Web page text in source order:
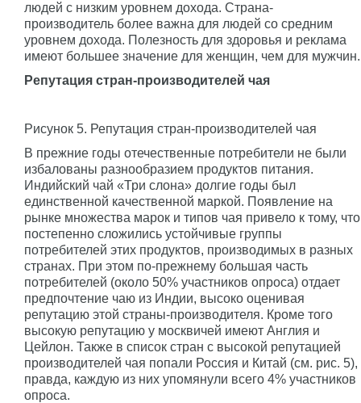
людей с низким уровнем дохода. Страна-
производитель более важна для людей со средним
уровнем дохода. Полезность для здоровья и реклама
имеют большее значение для женщин, чем для мужчин.
Репутация стран-производителей чая
Рисунок 5. Репутация стран-производителей чая
В прежние годы отечественные потребители не были
избалованы разнообразием продуктов питания.
Индийский чай «Три слона» долгие годы был
единственной качественной маркой. Появление на
рынке множества марок и типов чая привело к тому, что
постепенно сложились устойчивые группы
потребителей этих продуктов, производимых в разных
странах. При этом по-прежнему большая часть
потребителей (около 50% участников опроса) отдает
предпочтение чаю из Индии, высоко оценивая
репутацию этой страны-производителя. Кроме того
высокую репутацию у москвичей имеют Англия и
Цейлон. Также в список стран с высокой репутацией
производителей чая попали Россия и Китай (см. рис. 5),
правда, каждую из них упомянули всего 4% участников
опроса.